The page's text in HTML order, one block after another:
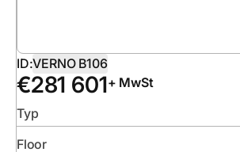
ID:VERNO B106
€281 601+ MwSt
Typ
Floor